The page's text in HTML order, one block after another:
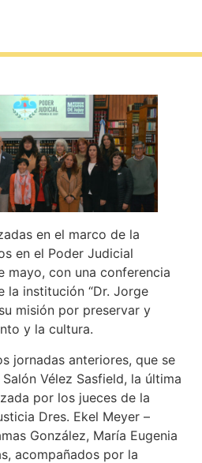
en el marco de la
en el Poder Judicial
mayo, con una conferencia
la institución “Dr. Jorge
misión por preservar y
y la cultura.
jornadas anteriores, que se
Vélez Sasfield, la última
por los jueces de la
Dres. Ekel Meyer –
González, María Eugenia
acompañados por la